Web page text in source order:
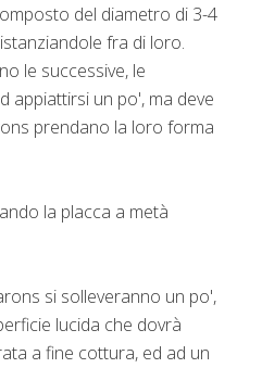
del diametro di 3-4
fra di loro.
le successive, le
appiattirsi un po', ma deve
prendano la loro forma
la placca a metà
si solleveranno un po',
lucida che dovrà
a fine cottura, ed ad un